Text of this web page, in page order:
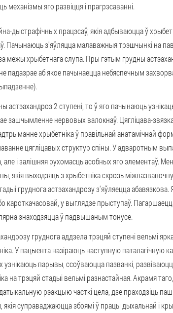
механізмы яго развіцця і прагрэсаванні.
дыстрафічных працэсаў, якія адбываюцца ў
Пачынаюць з'яўляцца малаважныя трэшчынкі на
межы хрыбетнага слупа. Пры гэтым грудны
падазрае аб якое пачынаецца небяспечным
астэахандроз 2 ступені, то ў яго пачынаюць
зашчымленне нервовых валокнаў. Цягліцава-
хрыбетніка ў правільнай анатамічнай
цягліцавых структур спіны. У адваротным
і залішняя рухомасць асобных яго элементаў.
якія выходзяць з хрыбетніка скрозь
груднога астэахандрозу з'яўляецца
кароткачасовай, у выглядзе прыступаў.
знаходзяцца ў падвышаным тонусе.
груднога аддзела трэцяй ступені вельмі
У пацыента назіраюць наступную паталагічную
узнікаюць парывы, ссоўваюцца пазванкі,
на трэцяй стадыі вельмі разнастайная. Акрамя
рэакцыю часткі цела, дзе праходзіць
суправаджаюцца збоямі ў працы дыхальнай і